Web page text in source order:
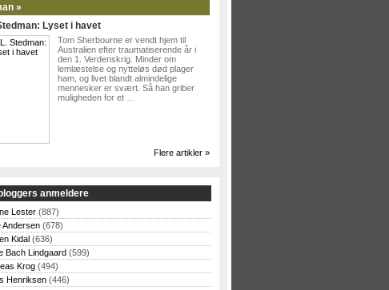
»
Lyset i havet
Tom Sherbourne er vendt hjem til
Australien efter traumatiserende år i
den 1. Verdenskrig. Minder om
lemlæstelse og nytteløs død plager
ham, og livet blandt almindelige
mennesker er svært. Så han griber
muligheden for et …
Flere artikler »
anmeldere
Lester (887)
Andersen (678)
Kidal (636)
Bach Lindgaard (599)
Krog (494)
Henriksen (446)